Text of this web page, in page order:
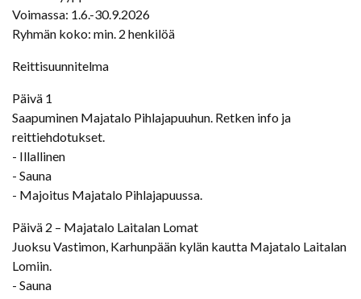
Voimassa: 1.6.-30.9.2026
Ryhmän koko: min. 2 henkilöä
Reittisuunnitelma
Päivä 1
Saapuminen Majatalo Pihlajapuuhun. Retken info ja
reittiehdotukset.
- Illallinen
- Sauna
- Majoitus Majatalo Pihlajapuussa.
Päivä 2 – Majatalo Laitalan Lomat
Juoksu Vastimon, Karhunpään kylän kautta Majatalo Laitalan
Lomiin.
- Sauna